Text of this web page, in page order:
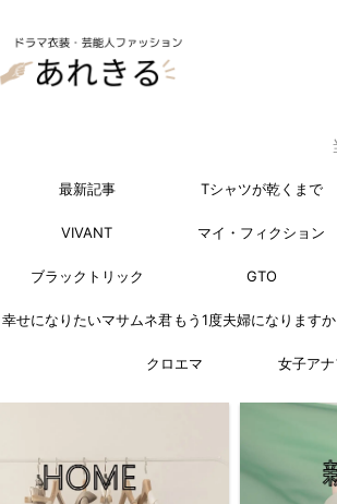
最新記事 Tシャツが乾くまで
VIVANT マイ・フィクション
ブラックトリック GTO
幸せになりたいマサムネ君 もう1度夫婦になりますか
クロエマ 女子ア